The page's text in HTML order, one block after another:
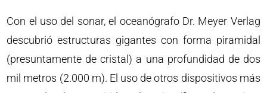
Con el uso del sonar, el oceanógrafo Dr. Meyer Verlag
descubrió estructuras gigantes con forma piramidal
(presuntamente de cristal) a una profundidad de dos
mil metros (2.000 m). El uso de otros dispositivos más